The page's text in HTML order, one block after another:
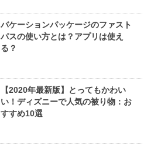
バケーションパッケージのファスト
パスの使い方とは？アプリは使え
る？
【2020年最新版】とってもかわい
い！ディズニーで人気の被り物：お
すすめ10選